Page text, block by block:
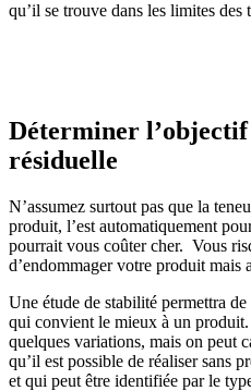
qu’il se trouve dans les limites des
Déterminer
résiduelle
N’assumez surtout pas que la
produit, l’est automatiquement
pourrait vous coûter cher. Vous
d’endommager votre produit mais
Une étude de stabilité permettra
qui convient le mieux à un
quelques variations, mais on peut
qu’il est possible de réaliser sans
et qui peut être identifiée par le